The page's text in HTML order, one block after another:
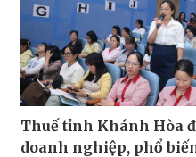
Thuế tỉnh Khánh Hòa
doanh nghiệp, phổ